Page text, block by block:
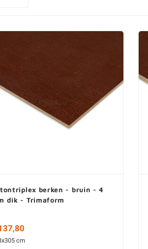
Gegrond MDF (wit)
MDF met lakdraagfolie
Groene MDF (vochtwerend)
MDF voor buiten (watervast)
berken - bruin - 4
dik - Trimaform
cm